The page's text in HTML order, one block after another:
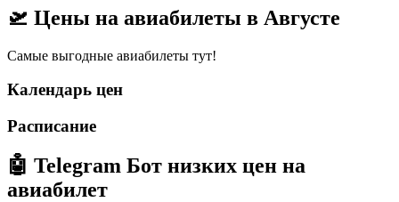
🛫 Цены на авиабилеты в Августе
Самые выгодные авиабилеты тут!
Календарь цен
Расписание
🤖 Telegram Бот низких цен на
авиабилет